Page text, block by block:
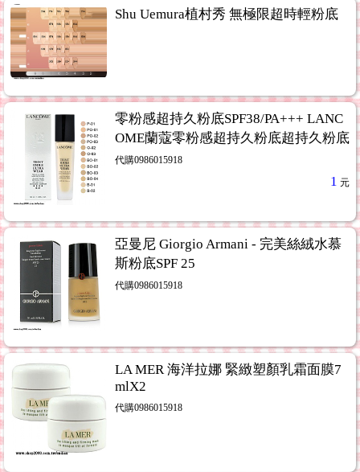
Shu Uemura植村秀 無極限超時輕粉底
零粉感超持久粉底SPF38/PA+++ LANC
OME蘭蔻零粉感超持久粉底超持久粉底
代購0986015918
1 元
亞曼尼 Giorgio Armani - 完美絲絨水慕
斯粉底SPF 25
代購0986015918
LA MER 海洋拉娜 緊緻塑顏乳霜面膜7
mlX2
代購0986015918